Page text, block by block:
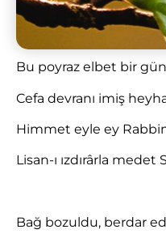
Bu poyraz elbet bir
Cefa devranı imiş
Himmet eyle ey
Lisan-ı ızdırârla medet
Bağ bozuldu, berdar